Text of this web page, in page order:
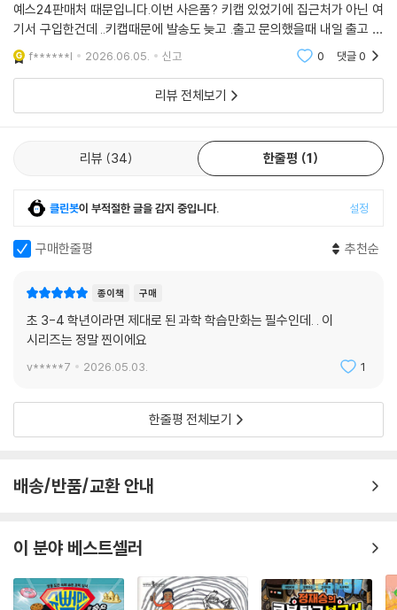
예스24판매처 때문입니다.이번 사은품? 키캡 있었기에 집근처가 아닌 여
기서 구입한건데 ..키캡때문에 발송도 늦고 .출고 문의했을때 내일 출고 한
다는 말만 하더니 택배 받기 1시간전 품절되서 못보냈으니 사은품 구매했
던 내 포인트 돌
f******l 2026.06.05. 신고 0 댓글0
리뷰 전체보기
리뷰 34 한줄평 1
클린봇이 부적절한 글을 감지 중입니다. 설정
구매한줄평 추천순
종이책 구매
초 3-4 학년이라면 제대로 된 과학 학습만화는 필수인데. . 이
시리즈는 정말 찐이에요
v*****7 2026.05.03. 1
한줄평 전체보기
배송/반품/교환 안내
이 분야 베스트셀러